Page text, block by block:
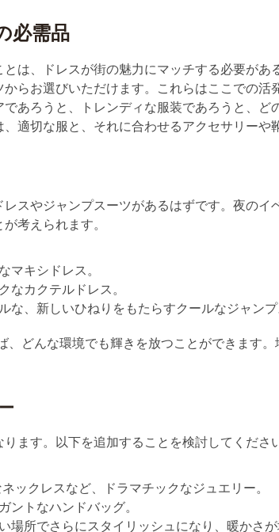
らお選びいただけます。これらはここでの活
あろうと、トレンディな服装であろうと、ど
適切な服と、それに合わせるアクセサリーや
考えられます。
なカクテルドレス。
な、新しいひねりをもたらすクールなジャンプ
ントなハンドバッグ。
場所でさらにスタイリッシュになり、暖かさが